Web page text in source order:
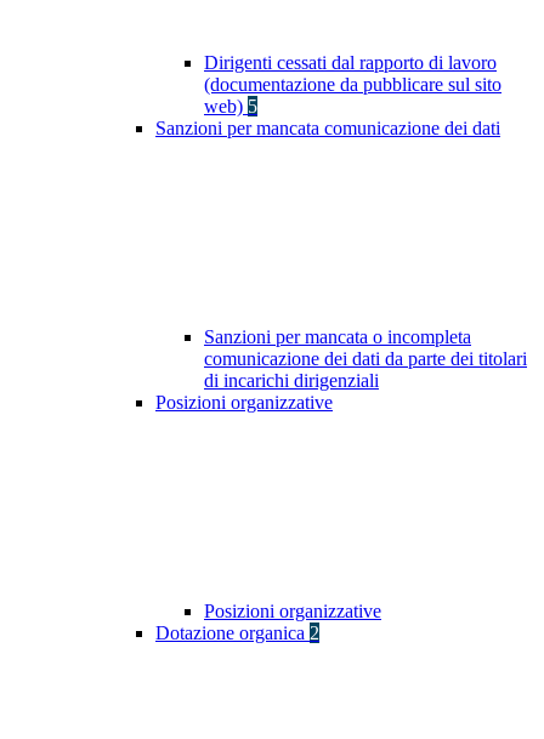
Dirigenti cessati dal rapporto di lavoro
(documentazione da pubblicare sul sito
web) 5
Sanzioni per mancata comunicazione dei dati
Sanzioni per mancata o incompleta
comunicazione dei dati da parte dei titolari
di incarichi dirigenziali
Posizioni organizzative
Posizioni organizzative
Dotazione organica 2